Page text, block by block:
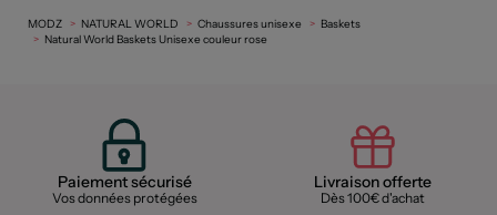
MODZ NATURAL WORLD Chaussures unisexe
Baskets
Natural World Baskets Unisexe couleur rose
Paiement sécurisé
Vos données protégées
Livraison offerte
Dès 100€ d'achat